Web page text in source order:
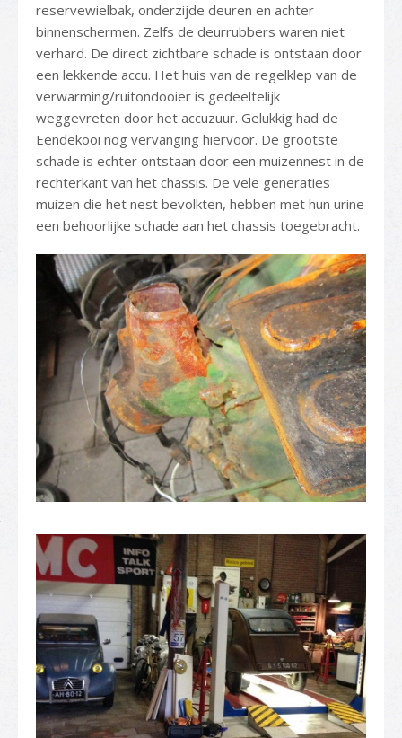
reservewielbak, onderzijde deuren en achter
binnenschermen. Zelfs de deurrubbers waren niet
verhard. De direct zichtbare schade is ontstaan door
een lekkende accu. Het huis van de regelklep van de
verwarming/ruitondooier is gedeeltelijk
weggevreten door het accuzuur. Gelukkig had de
Eendekooi nog vervanging hiervoor. De grootste
schade is echter ontstaan door een muizennest in de
rechterkant van het chassis. De vele generaties
muizen die het nest bevolkten, hebben met hun urine
een behoorlijke schade aan het chassis toegebracht.